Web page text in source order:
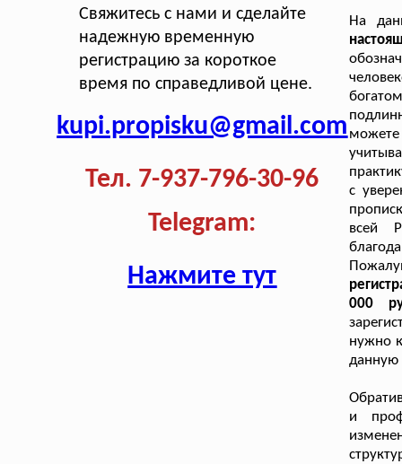
Свяжитесь с нами и сделайте
надежную временную
регистрацию за короткое
время по справедливой цене.
kupi.propisku@gmail.com
Тел. 7-937-796-30-96
Telegram:
Нажмите тут
На
можете
с
всей
000
нужно
данную
и